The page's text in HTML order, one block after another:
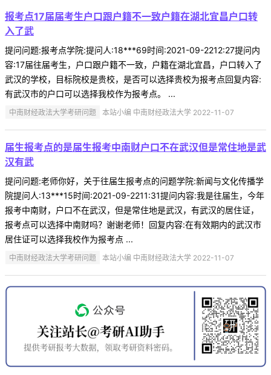
报考点17届届考生户口跟户籍不一致户籍在湖北宜昌户口转
入了武
提问问题:报考点学院:提问人:18***69时间:2021-09-2212:27提问内
容:17届往届考生，户口跟户籍不一致，户籍在湖北宜昌，户口转入了
武汉的学校，目标院校是贵校，是否可以选择贵校为报考点回复内容:
有武汉市的户口可以选择我校作为报考点。 ...
中南财经政法大学考研问题 本站小编 中南财经政法大学 2022-11-07
届生报考点的是届生报考中南财户口不在武汉但是常住地是武
汉有武
提问问题:老师你好，关于往届生报考点的问题学院:新闻与文化传播学
院提问人:13***15时间:2021-09-2211:31提问内容:我是往届生，今年
报考中南财，户口不在武汉，但是常住地是武汉，有武汉的居住证，
报考点可以选择中南财吗？谢谢老师！回复内容:在有效期内的武汉市
居住证可以选择我校作为报考点 ...
中南财经政法大学考研问题 本站小编 中南财经政法大学 2022-11-07